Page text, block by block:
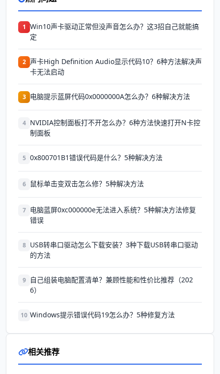
1 Win10声卡驱动正常但没声音怎么办？这3招自己就能搞
定
2 声卡High Definition Audio显示代码10？6种方法解决声
卡无法启动
3 电脑提示蓝屏代码0x0000000A怎么办？6种解决方法
4 NVIDIA控制面板打不开怎么办？6种方法快速打开N卡控
制面板
5 0x800701B1错误代码是什么？5种解决方法
6 鼠标单击变双击怎么修？5种解决方法
7 电脑蓝屏0xc000000e无法进入系统？5种解决方法修复
错误
8 USB转串口驱动怎么下载安装？3种下载USB转串口驱动
的方法
9
自己组装电脑配置清单？兼顾性能和性价比推荐（202
6）
10 Windows提示错误代码19怎么办？5种修复方法
相关推荐